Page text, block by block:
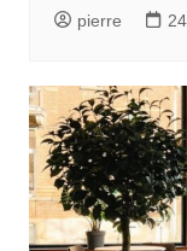
pierre